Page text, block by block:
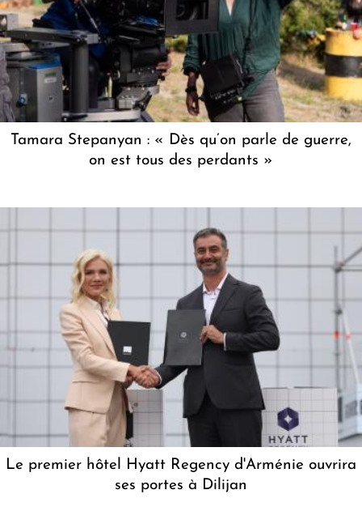
Tamara Stepanyan : « Dès qu’on parle de guerre,
on est tous des perdants »
Le premier hôtel Hyatt Regency d'Arménie ouvrira
ses portes à Dilijan